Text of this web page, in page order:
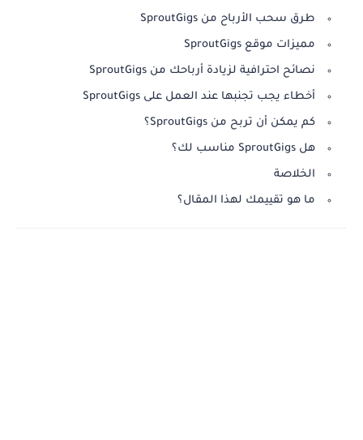
طرق سحب الأرباح من SproutGigs
مميزات موقع SproutGigs
نصائح احترافية لزيادة أرباحك من SproutGigs
أخطاء يجب تجنبها عند العمل على SproutGigs
كم يمكن أن تربح من SproutGigs؟
هل SproutGigs مناسب لك؟
الخلاصة
ما هو تقييمك لهذا المقال؟